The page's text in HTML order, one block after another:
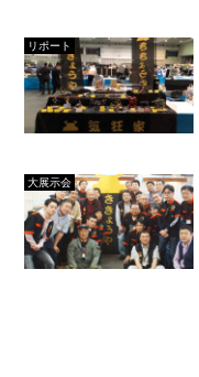
リポート
大展示会